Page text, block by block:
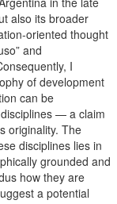
also its broader
oriented thought
and
I
of development
can be
— a claim
originality. The
disciplines lies in
grounded and
how they are
a potential